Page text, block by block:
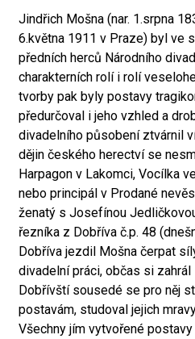
Jindřich Mošna (nar. 1.srpna
6.května 1911 v Praze) byl ve
předních herců Národního
charakterních rolí i rolí
tvorby pak byly postavy
předurčoval i jeho vzhled a
divadelního působení ztvárnil
dějin českého herectví se
Harpagon v Lakomci, Vocílka
nebo principál v Prodané
ženatý s Josefínou
řezníka z Dobříva č.p. 48
Dobříva jezdil Mošna čerpat
divadelní práci, občas si
Dobřívští sousedé se pro něj
postavám, studoval jejich
Všechny jím vytvořené